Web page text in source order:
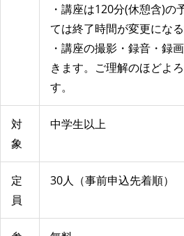
・講座は120分(休憩含)の
ては終了時間が変更になる
・講座の撮影・録音・録
きます。ご理解のほどよ
す。
対
象
中学生以上
定
員
30人（事前申込先着順）